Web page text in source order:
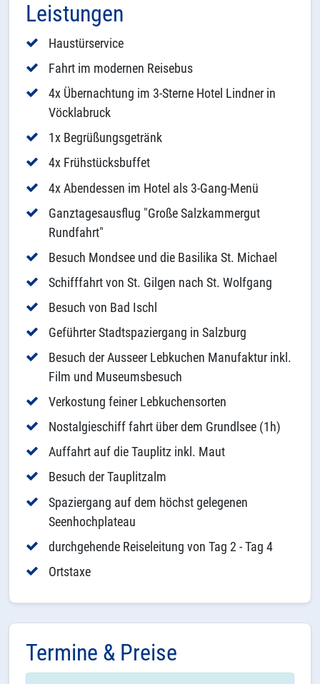
Leistungen
Haustürservice
Fahrt im modernen Reisebus
4x Übernachtung im 3-Sterne Hotel Lindner in
Vöcklabruck
1x Begrüßungsgetränk
4x Frühstücksbuffet
4x Abendessen im Hotel als 3-Gang-Menü
Ganztagesausflug "Große Salzkammergut
Rundfahrt"
Besuch Mondsee und die Basilika St. Michael
Schifffahrt von St. Gilgen nach St. Wolfgang
Besuch von Bad Ischl
Geführter Stadtspaziergang in Salzburg
Besuch der Ausseer Lebkuchen Manufaktur inkl.
Film und Museumsbesuch
Verkostung feiner Lebkuchensorten
Nostalgieschiff fahrt über dem Grundlsee (1h)
Auffahrt auf die Tauplitz inkl. Maut
Besuch der Tauplitzalm
Spaziergang auf dem höchst gelegenen
Seenhochplateau
durchgehende Reiseleitung von Tag 2 - Tag 4
Ortstaxe
Termine & Preise